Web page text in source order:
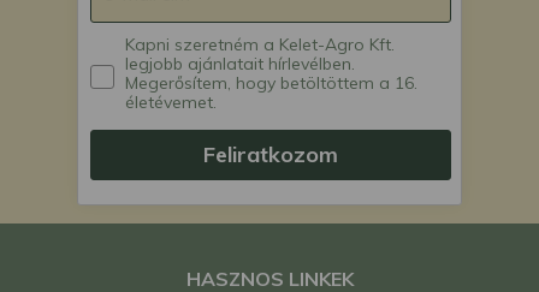
Kapni szeretném a Kelet-Agro Kft.
legjobb ajánlatait hírlevélben.
Megerősítem, hogy betöltöttem a 16.
életévemet.
Feliratkozom
HASZNOS LINKEK